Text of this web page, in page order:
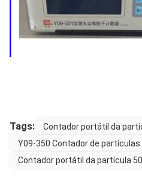
Tags:
Contador portátil da
Y09-350 Contador de partículas
Contador portátil da partícula